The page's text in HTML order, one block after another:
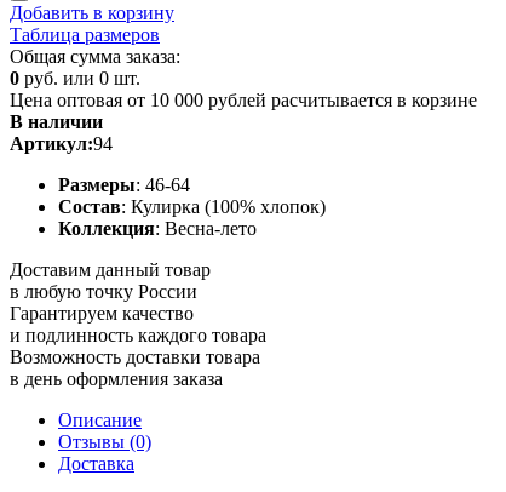
Добавить в корзину
Таблица размеров
Общая сумма заказа:
0 руб. или 0 шт.
Цена оптовая от 10 000 рублей расчитывается в корзине
В наличии
Артикул:94
Размеры: 46-64
Состав: Кулирка (100% хлопок)
Коллекция: Весна-лето
Доставим данный товар
в любую точку России
Гарантируем качество
и подлинность каждого товара
Возможность доставки товара
в день оформления заказа
Описание
Отзывы (0)
Доставка